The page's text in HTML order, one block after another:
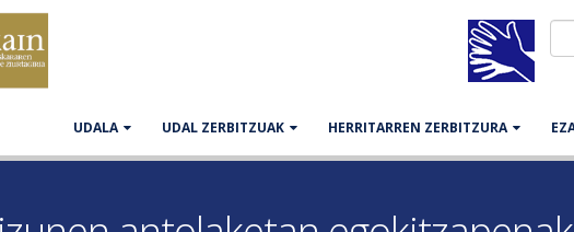
UDALA UDAL ZERBITZUAK HERRITARREN ZERBITZURA